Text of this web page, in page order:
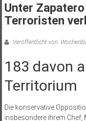
Unter
Terroristen
Veröffentlicht von:
183 davon
Territorium
Die konservative
insbesondere ihrem